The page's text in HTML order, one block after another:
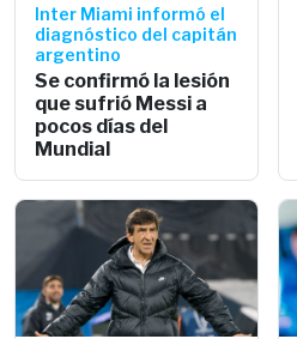
Inter Miami informó el
diagnóstico del capitán
argentino
Se confirmó la lesión
que sufrió Messi a
pocos días del
Mundial